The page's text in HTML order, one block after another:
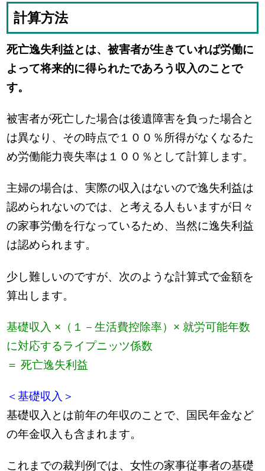
計算方法
死亡逸失利益とは、被害者が生きていれば労働に
よって将来的に得られたであろう収入のことで
す。
被害者が死亡した場合は後遺障害を負った場合と
は異なり、その時点で１００％所得がなくなるた
め労働能力喪失率は１００％として計算します。
主婦の場合は、実際の収入はないので逸失利益は
認められないのでは、と考える人もいますが日々
の家事労働を行なっているため、当然に逸失利益
は認められます。
少し難しいのですが、次のような計算式で金額を
算出します。
基礎収入 ×（１－生活費控除率）× 就労可能年数
に対応するライプニッツ係数
＝ 死亡逸失利益
＜基礎収入＞
基礎収入とは前年の年収のことで、国民年金など
の年金収入も含まれます。
これまでの裁判例では、女性の家事従事者の基礎